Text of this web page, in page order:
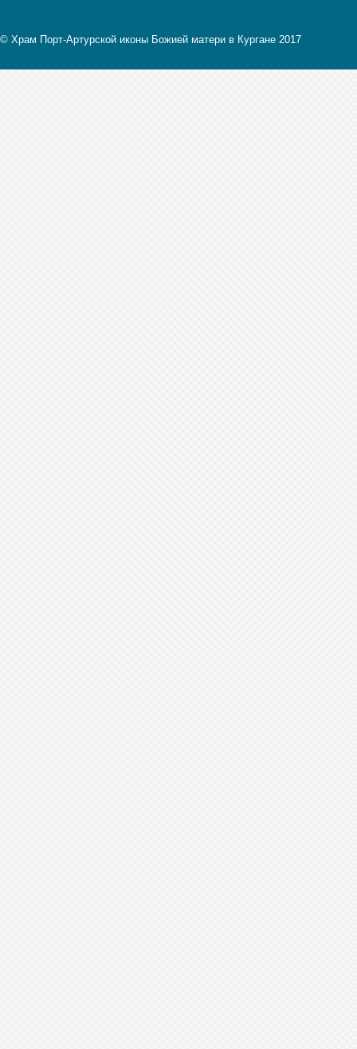
© Храм Порт-Артурской иконы Божией матери в Кургане 2017